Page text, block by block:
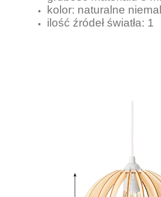
kolor: naturalne
ilość źródeł światła: 1